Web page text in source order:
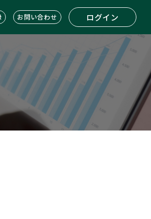
お問い合わせ ログイン